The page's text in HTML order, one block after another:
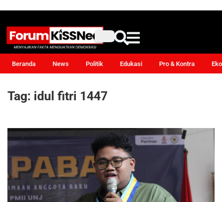
Beranda News Politik Edukasi Pro & Kontra
Tag: idul fitri 1447